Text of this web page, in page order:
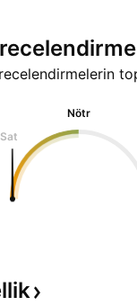
Nötr
Sat